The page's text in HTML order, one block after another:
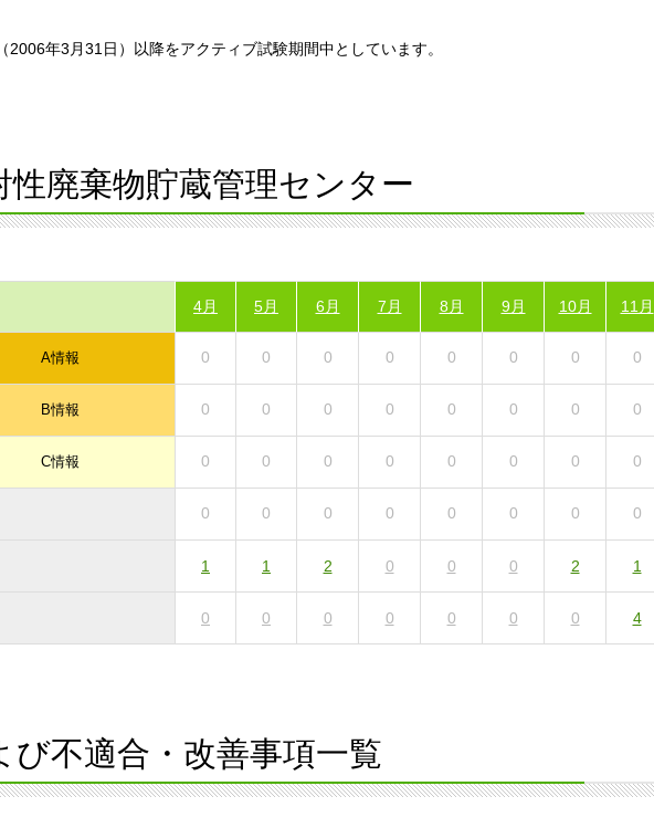
年3月31日）以降をアクティブ試験期間中としています。
性廃棄物貯蔵管理センター
4月 5月 6月 7月 8月 9月 10月 11月
A情報 0 0 0 0 0 0 0 0
B情報 0 0 0 0 0 0 0 0
C情報 0 0 0 0 0 0 0 0
0 0 0 0 0 0 0 0
1 1 2 0 0 0 2 1
0 0 0 0 0 0 0 4
び不適合・改善事項一覧